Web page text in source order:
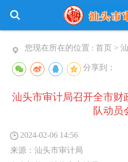
您现在所在的位置 : 首页 >
分享到：
汕头市审计局召开全市财
队动员
2024-02-06 14:56
来源： 汕头市审计局